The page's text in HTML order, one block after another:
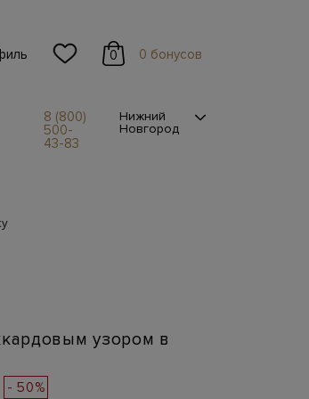
0 0 бонусов
8 (800)
500-
43-83
Нижний
Новгород
узором в
- 50%